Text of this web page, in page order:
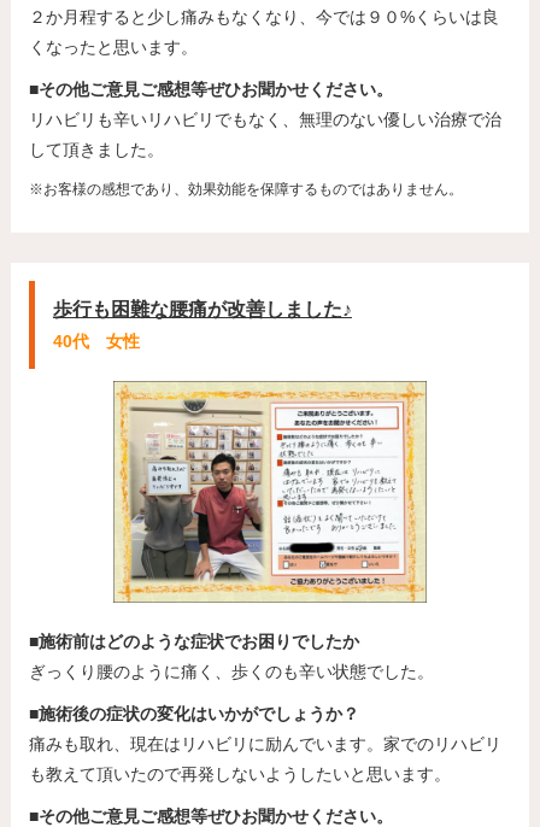
２か月程すると少し痛みもなくなり、今では９０%くらいは良
くなったと思います。
■その他ご意見ご感想等ぜひお聞かせください。
リハビリも辛いリハビリでもなく、無理のない優しい治療で治
して頂きました。
※お客様の感想であり、効果効能を保障するものではありません。
歩行も困難な腰痛が改善しました♪
40代 女性
■施術前はどのような症状でお困りでしたか
ぎっくり腰のように痛く、歩くのも辛い状態でした。
■施術後の症状の変化はいかがでしょうか？
痛みも取れ、現在はリハビリに励んでいます。家でのリハビリ
も教えて頂いたので再発しないようしたいと思います。
■その他ご意見ご感想等ぜひお聞かせください。